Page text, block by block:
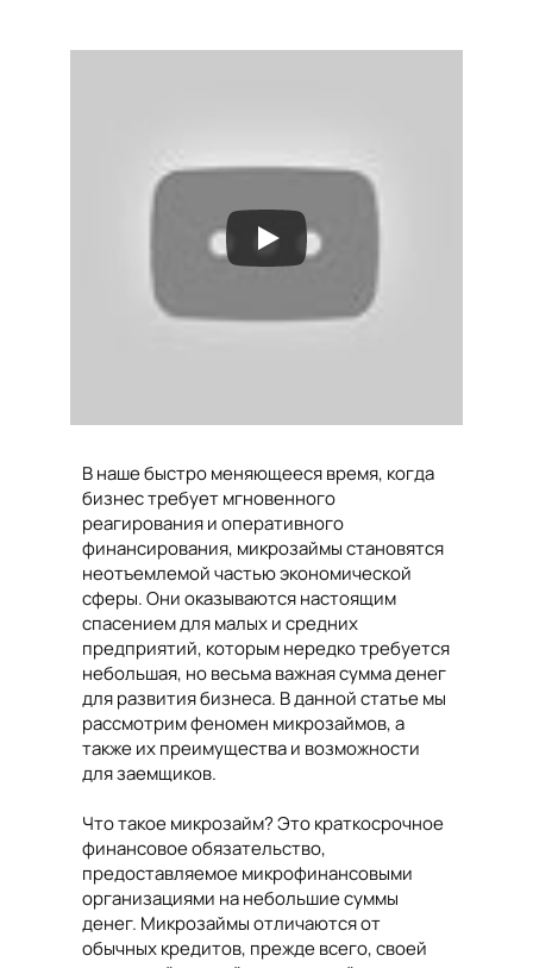
В наше быстро меняющееся время, когда
бизнес требует мгновенного
реагирования и оперативного
финансирования, микрозаймы становятся
неотъемлемой частью экономической
сферы. Они оказываются настоящим
спасением для малых и средних
предприятий, которым нередко требуется
небольшая, но весьма важная сумма денег
для развития бизнеса. В данной статье мы
рассмотрим феномен микрозаймов, а
также их преимущества и возможности
для заемщиков.
Что такое микрозайм? Это краткосрочное
финансовое обязательство,
предоставляемое микрофинансовыми
организациями на небольшие суммы
денег. Микрозаймы отличаются от
обычных кредитов, прежде всего, своей